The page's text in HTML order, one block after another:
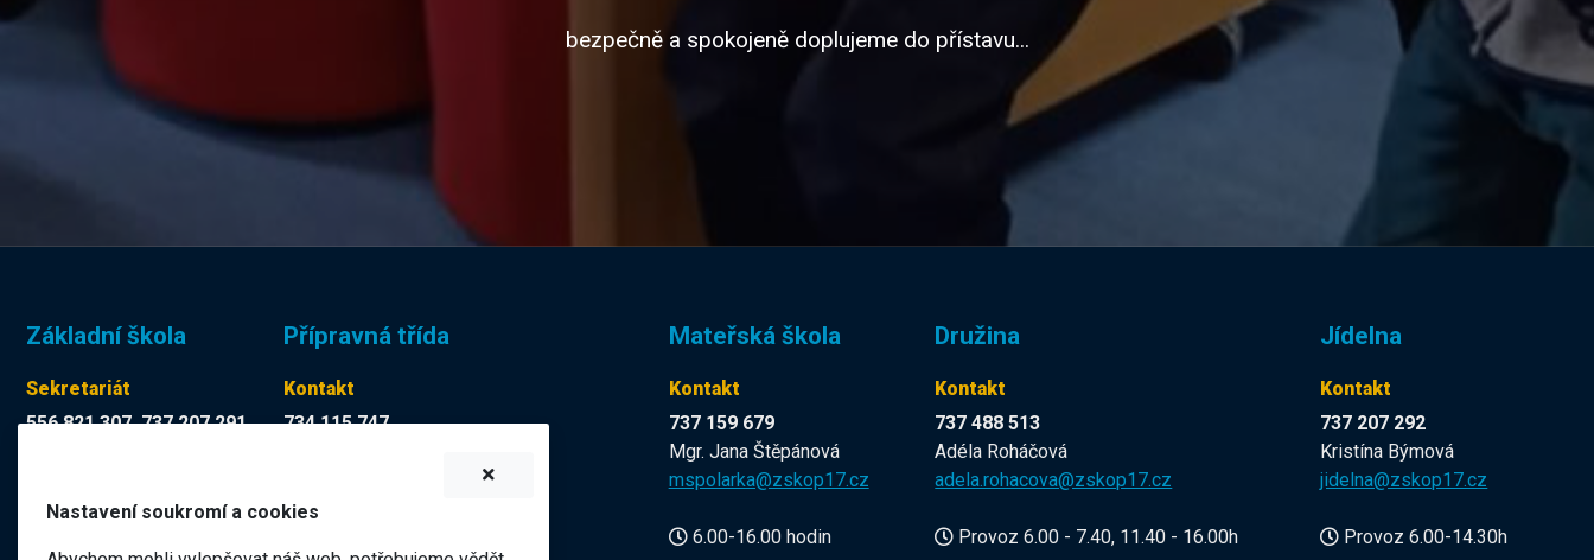
bezpečně a spokojeně doplujeme do přístavu...
Základní škola
Sekretariát
556 821 307, 737 207 291
Přípravná třída
Kontakt
734 115 747
martina.muckova@zskop17.cz
Mateřská škola
Kontakt
737 159 679
Mgr. Jana Štěpánová
mspolarka@zskop17.cz
6.00-16.00 hodin
Družina
Kontakt
737 488 513
Adéla Roháčová
adela.rohacova@zskop17.cz
Provoz 6.00 - 7.40, 11.40 - 16.00h
Jídelna
Kontakt
737 207 292
Kristína Býmová
jidelna@zskop17.cz
Provoz 6.00-14.30h
Nastavení soukromí a cookies